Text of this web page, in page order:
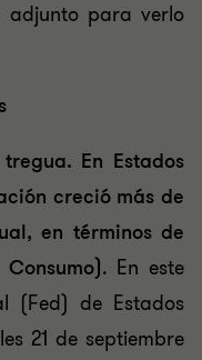
adjunto para verlo
En Estados
creció más de
en términos de
. En este
(Fed) de Estados
21 de septiembre